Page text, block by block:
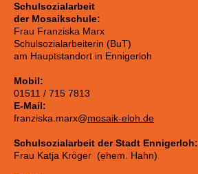
Schulsozialarbeit
der Mosaikschule:
Frau Franziska Marx
Schulsozialarbeiterin (BuT)
am Hauptstandort in Ennigerloh
Mobil:
01511 / 715 7813
E-Mail:
franziska.marx@mosaik-eloh.de
Schulsozialarbeit der Stadt Ennigerloh:
Frau Katja Kröger (ehem. Hahn)